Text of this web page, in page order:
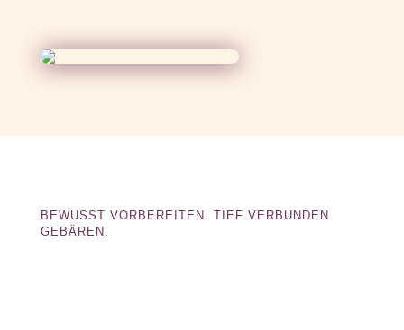
BEWUSST VORBEREITEN. TIEF VERBUNDEN
GEBÄREN.